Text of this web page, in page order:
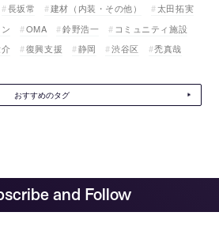
長坂常 建材（内装・その他）
太田拓実
OMA 鈴野浩一
コミュニティ施設
復興支援 静岡 渋谷区 禿真哉
おすすめのタグ
and Follow